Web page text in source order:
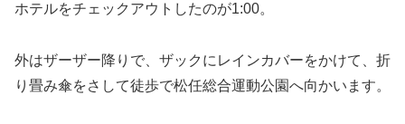
ホテルをチェックアウトしたのが1:00。
外はザーザー降りで、ザックにレインカバーをかけて、折
り畳み傘をさして徒歩で松任総合運動公園へ向かいます。